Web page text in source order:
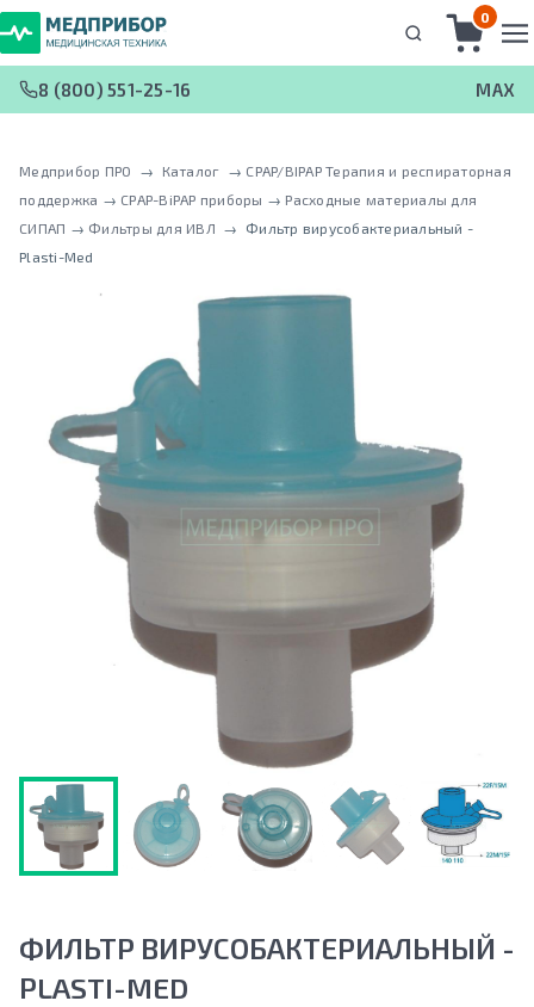
0
8 (800) 551-25-16 MAX
Медприбор ПРО → Каталог → CPAP/BIPAP Терапия и респираторная
поддержка → CPAP-BiPAP приборы → Расходные материалы для
СИПАП → Фильтры для ИВЛ →
Фильтр вирусобактериальный -
Plasti-Med
ФИЛЬТР ВИРУСОБАКТЕРИАЛЬНЫЙ -
PLASTI-MED